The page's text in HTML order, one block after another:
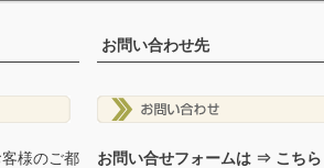
様のご都
お問い合わせ先
お問い合せフォームは ⇒ こちら